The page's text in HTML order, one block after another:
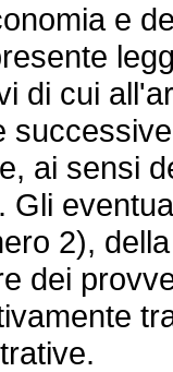
e
di cui
ai sensi
Gli
2),
dei